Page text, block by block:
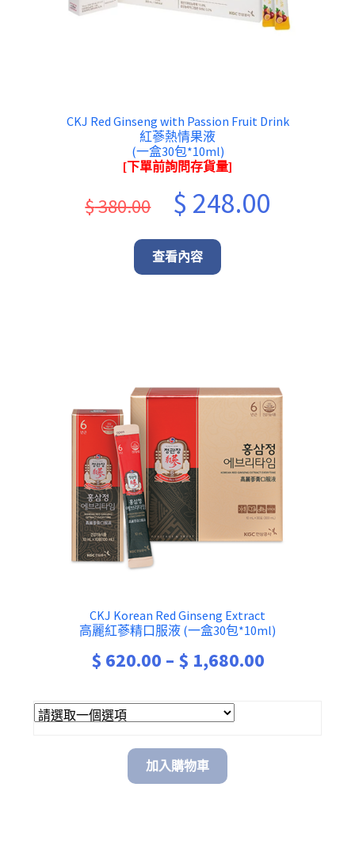
CKJ Red Ginseng with Passion Fruit Drink
紅蔘熱情果液
(一盒30包*10ml)
[下單前詢問存貨量]
$380.00
Original
price
was:
$ 248.00Current
查看內容
CKJ Korean Red Ginseng Extract
高麗紅蔘精口服液 (一盒30包*10ml)
$ 620.00 – $ 1,680.00Price
加入購物車